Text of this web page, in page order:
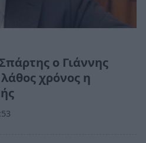
ο Γιάννης
χρόνος η